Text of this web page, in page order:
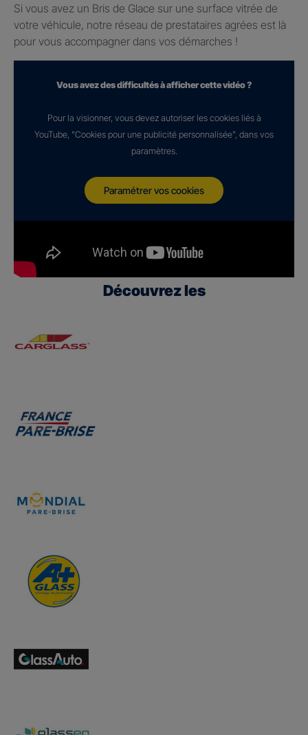
Si vous avez un Bris de Glace sur une surface vitrée de
votre véhicule, notre réseau de prestataires agrées est là
pour vous accompagner dans vos démarches !
Vous avez des difficultés à afficher cette vidéo ?
Pour la visionner, vous devez autoriser les cookies liés à
YouTube, "Cookies pour une publicité personnalisée", dans vos
paramètres.
Paramétrer vos cookies
Découvrez les